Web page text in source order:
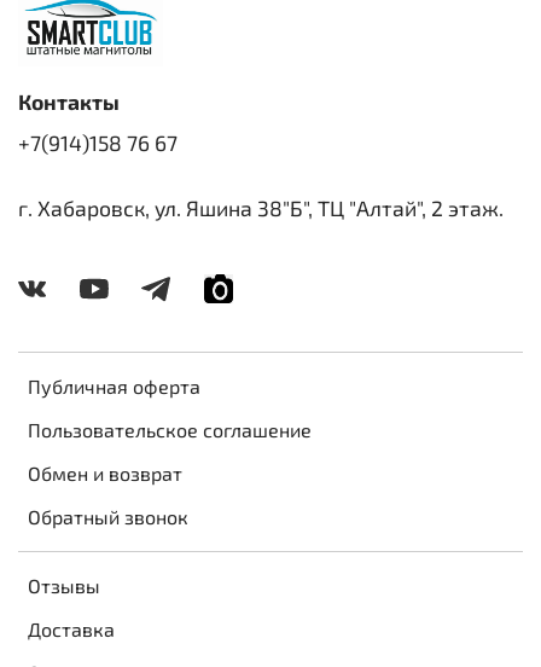
Публичная оферта
Пользовательское соглашение
Обмен и возврат
Обратный звонок
Отзывы
Доставка
Контакты
+7(914)158 76 67
г. Хабаровск, ул. Яшина 38"Б", ТЦ "Алтай", 2 этаж.